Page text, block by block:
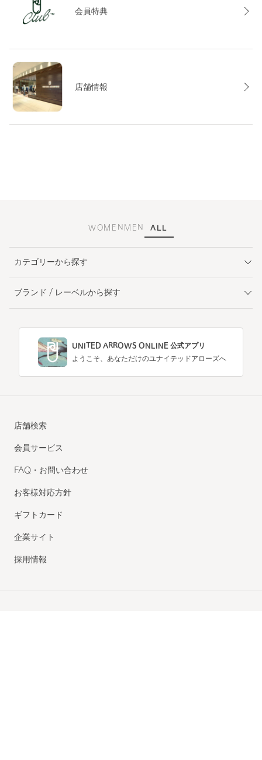
会員特典
店舗情報
WOMEN MEN ALL
カテゴリーから探す
ブランド / レーベルから探す
UNITED ARROWS ONLINE 公式アプリ
ようこそ、あなただけのユナイテッドアローズへ
店舗検索
会員サービス
FAQ・お問い合わせ
お客様対応方針
ギフトカード
企業サイト
採用情報